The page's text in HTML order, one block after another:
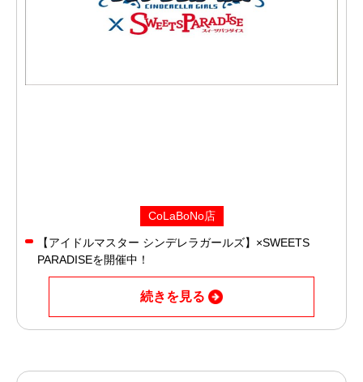
CoLaBoNo店
【アイドルマスター シンデレラガールズ】×SWEETS
PARADISEを開催中！
続きを見る